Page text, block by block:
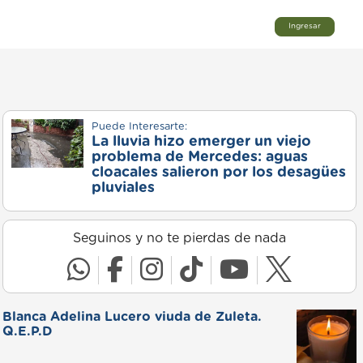
Ingresar
Puede Interesarte:
La lluvia hizo emerger un viejo
problema de Mercedes: aguas
cloacales salieron por los desagües
pluviales
Seguinos y no te pierdas de nada
Blanca Adelina Lucero viuda de Zuleta.
Q.E.P.D